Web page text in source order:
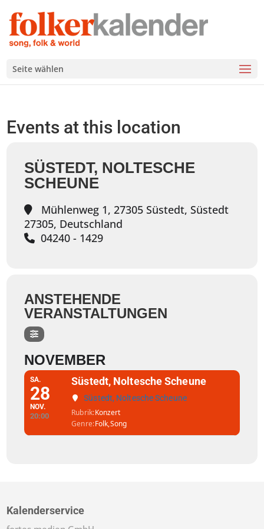
Seite wählen
Events at this location
SÜSTEDT, NOLTESCHE
SCHEUNE
Mühlenweg 1, 27305 Süstedt, Süstedt
27305, Deutschland
04240 - 1429
ANSTEHENDE
VERANSTALTUNGEN
NOVEMBER
SA.
28
NOV.
20:00
Süstedt, Noltesche Scheune
Süstedt, Noltesche Scheune
Rubrik Konzert
Genre Folk,Song
Kalenderservice